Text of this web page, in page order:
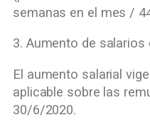
semanas en el mes /
3. Aumento de salarios
El aumento salarial
aplicable sobre las
30/6/2020.